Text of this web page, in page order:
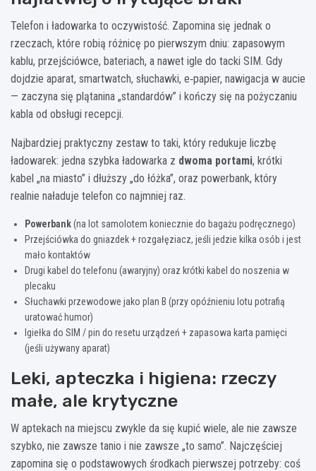
Telefon i ładowarka to oczywistość. Zapomina się jednak o
rzeczach, które robią różnicę po pierwszym dniu: zapasowym
kablu, przejściówce, bateriach, a nawet igle do tacki SIM. Gdy
dojdzie aparat, smartwatch, słuchawki, e‑papier, nawigacja w aucie
— zaczyna się plątanina „standardów” i kończy się na pożyczaniu
kabla od obsługi recepcji.
Najbardziej praktyczny zestaw to taki, który redukuje liczbę
ładowarek: jedna szybka ładowarka z dwoma portami, krótki
kabel „na miasto” i dłuższy „do łóżka”, oraz powerbank, który
realnie naładuje telefon co najmniej raz.
Powerbank(na lot samolotem koniecznie do bagażu podręcznego)
Przejściówka do gniazdek + rozgałęziacz, jeśli jedzie kilka osób i jest
mało kontaktów
Drugi kabel do telefonu (awaryjny) oraz krótki kabel do noszenia w
plecaku
Słuchawki przewodowe jako plan B (przy opóźnieniu lotu potrafią
uratować humor)
Igiełka do SIM / pin do resetu urządzeń + zapasowa karta pamięci
(jeśli używany aparat)
Leki, apteczka i higiena: rzeczy
małe, ale krytyczne
W aptekach na miejscu zwykle da się kupić wiele, ale nie zawsze
szybko, nie zawsze tanio i nie zawsze „to samo”. Najczęściej
zapomina się o podstawowych środkach pierwszej potrzeby: coś